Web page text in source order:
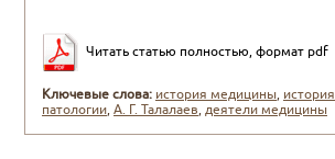
Читать статью полностью, формат pdf
Ключевые слова: история медицины, история
патологии,А. Г. Талалаев,деятели медицины